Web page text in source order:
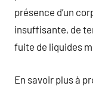
présence d’un
insuffisante, de
fuite de liquides
En savoir plus à